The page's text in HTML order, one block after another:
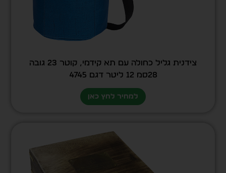
צידנית גליל כחולה עם תא קידמי, קוטר 23 גובה
28סמ 12 ליטר דגם 4745
למחיר לחץ כאן